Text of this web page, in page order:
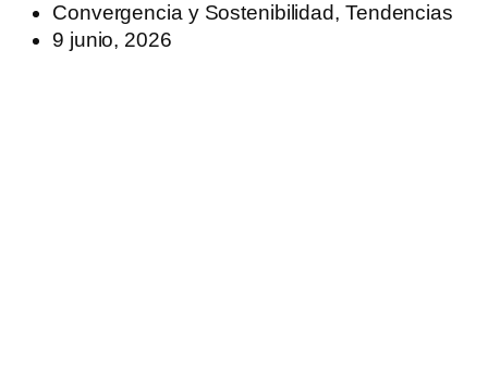
Convergencia y Sostenibilidad, Tendencias
9 junio, 2026